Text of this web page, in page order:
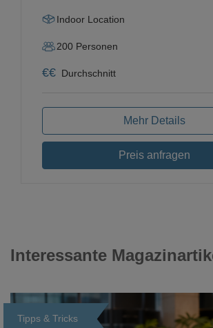
Indoor Location
200 Personen
€€ Durchschnitt
Mehr Details
Preis anfragen
Interessante
Tipps & Tricks